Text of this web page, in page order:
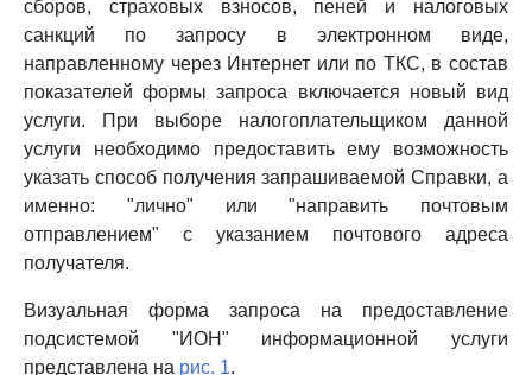
сборов, страховых взносов, пеней и налоговых
санкций по запросу в электронном виде,
направленному через Интернет или по ТКС, в состав
показателей формы запроса включается новый вид
услуги. При выборе налогоплательщиком данной
услуги необходимо предоставить ему возможность
указать способ получения запрашиваемой Справки, а
именно: "лично" или "направить почтовым
отправлением" с указанием почтового адреса
получателя.
Визуальная форма запроса на предоставление
подсистемой "ИОН" информационной услуги
представлена на рис. 1.